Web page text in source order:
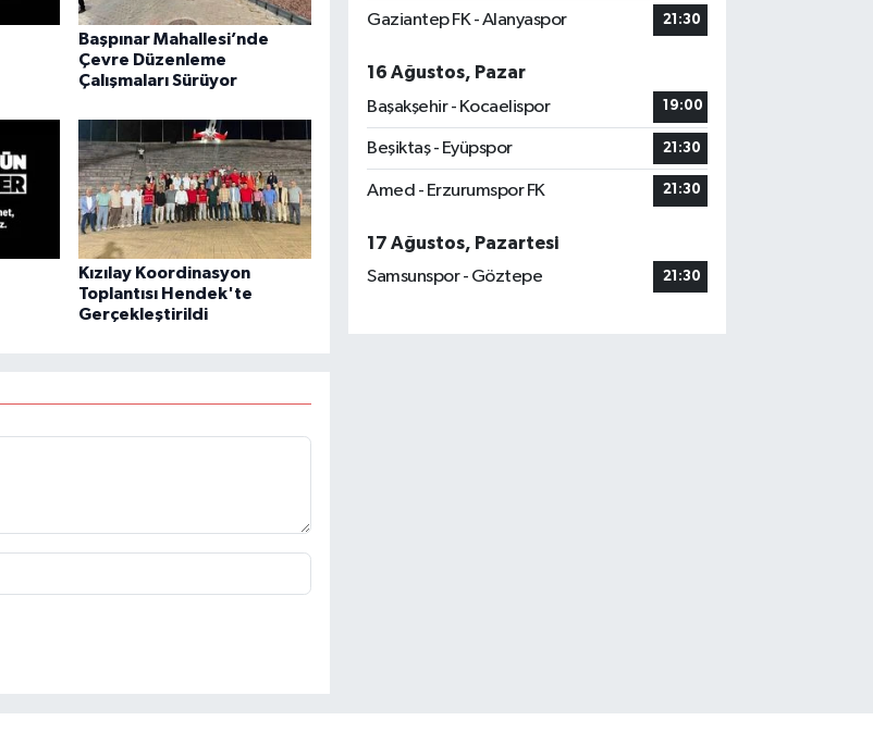
Başpınar Mahallesi’nde
Çevre Düzenleme
Çalışmaları Sürüyor
Kızılay Koordinasyon
Toplantısı Hendek'te
Gerçekleştirildi
Gaziantep FK - Alanyaspor 21:30
16 Ağustos, Pazar
Başakşehir - Kocaelispor
19:00
Beşiktaş - Eyüpspor 21:30
Amed - Erzurumspor FK 21:30
17 Ağustos, Pazartesi
Samsunspor - Göztepe
21:30